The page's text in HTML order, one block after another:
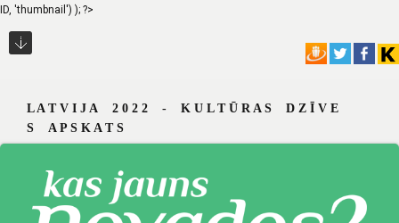
ID, 'thumbnail') ); ?>
L A T V I J A 2 0 2 2 - K U L T Ū R A S D Z Ī V E
S A P S K A T S